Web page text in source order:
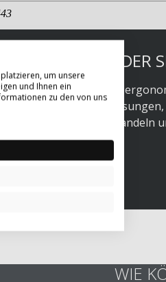
DER
seit über 30 Jahren
Maro individuelle
von nachhaltigem
WIE
um unsere
und Ihnen ein
zu den von uns